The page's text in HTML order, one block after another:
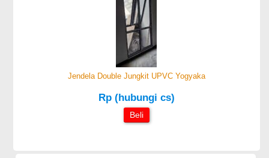
Jendela Double Jungkit UPVC Yogyaka
Rp (hubungi cs)
Beli